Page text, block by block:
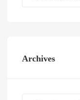
Archives